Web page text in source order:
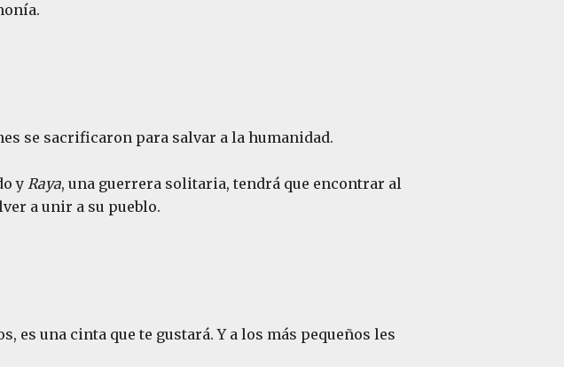
se sacrificaron para salvar a la humanidad.
y Raya, una guerrera solitaria, tendrá que encontrar al
a unir a su pueblo.
es una cinta que te gustará. Y a los más pequeños les